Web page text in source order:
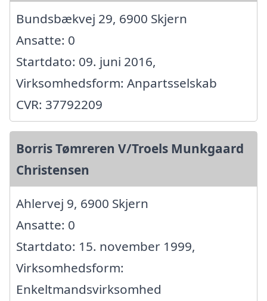
Bundsbækvej 29, 6900 Skjern
Ansatte: 0
Startdato: 09. juni 2016,
Virksomhedsform: Anpartsselskab
CVR: 37792209
Borris Tømreren V/Troels Munkgaard
Christensen
Ahlervej 9, 6900 Skjern
Ansatte: 0
Startdato: 15. november 1999,
Virksomhedsform:
Enkeltmandsvirksomhed